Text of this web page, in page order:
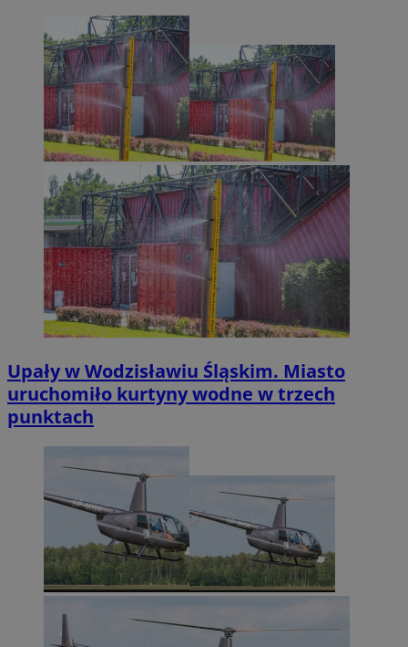
Upały w Wodzisławiu Śląskim. Miasto
uruchomiło kurtyny wodne w trzech
punktach